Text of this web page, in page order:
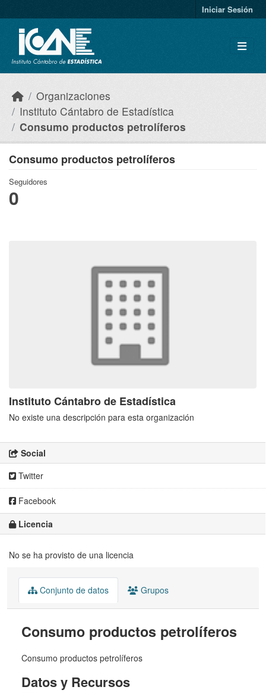
Iniciar Sesión
Organizaciones
Instituto Cántabro de Estadística
Consumo productos petrolíferos
Consumo productos petrolíferos
Seguidores
0
Instituto Cántabro de Estadística
No existe una descripción para esta organización
Social
Twitter
Facebook
Licencia
No se ha provisto de una licencia
Conjunto de datos Grupos
Consumo productos petrolíferos
Consumo productos petrolíferos
Datos y Recursos